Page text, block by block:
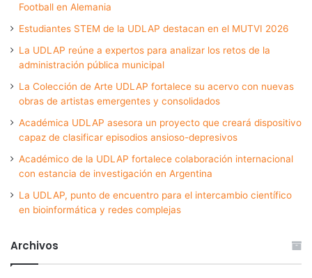
Football en Alemania
Estudiantes STEM de la UDLAP destacan en el MUTVI 2026
La UDLAP reúne a expertos para analizar los retos de la
administración pública municipal
La Colección de Arte UDLAP fortalece su acervo con nuevas
obras de artistas emergentes y consolidados
Académica UDLAP asesora un proyecto que creará dispositivo
capaz de clasificar episodios ansioso-depresivos
Académico de la UDLAP fortalece colaboración internacional
con estancia de investigación en Argentina
La UDLAP, punto de encuentro para el intercambio científico
en bioinformática y redes complejas
Archivos